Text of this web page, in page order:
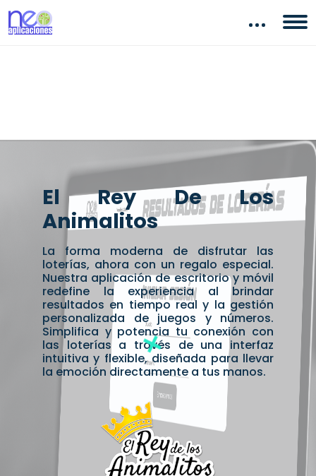
El Rey De Los
Animalitos
La forma moderna de disfrutar las
loterías, ahora con un regalo especial.
Nuestra aplicación de escritorio y móvil
redefine la experiencia al brindar
resultados en tiempo real y la gestión
personalizada de juegos y números.
Simplifica y potencia tu conexión con
las loterías a través de una interfaz
intuitiva y flexible, diseñada para llevar
la emoción directamente a tus manos.